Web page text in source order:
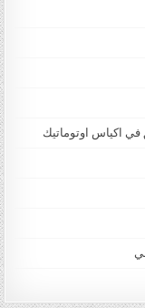
في اكياس اوتوماتيك